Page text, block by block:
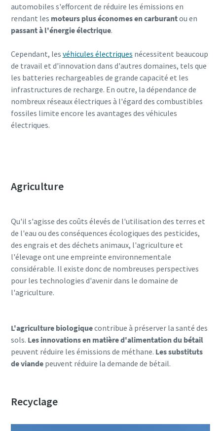
automobiles s'efforcent de réduire les émissions en
rendant les moteurs plus économes en carburantou en
passant à l'énergie électrique.
Cependant, les véhicules électriques nécessitent beaucoup
de travail et d'innovation dans d'autres domaines, tels que
les batteries rechargeables de grande capacité et les
infrastructures de recharge. En outre, la dépendance de
nombreux réseaux électriques à l'égard des combustibles
fossiles limite encore les avantages des véhicules
électriques.
Agriculture
Qu'il s'agisse des coûts élevés de l'utilisation des terres et
de l'eau ou des conséquences écologiques des pesticides,
des engrais et des déchets animaux, l'agriculture et
l'élevage ont une empreinte environnementale
considérable. Il existe donc de nombreuses perspectives
pour les technologies d'avenir dans le domaine de
l'agriculture.
L'agriculture biologiquecontribue à préserver la santé des
sols. Les innovations en matière d'alimentation du bétail
peuvent réduire les émissions de méthane. Les substituts
de viandepeuvent réduire la demande de bétail.
Recyclage